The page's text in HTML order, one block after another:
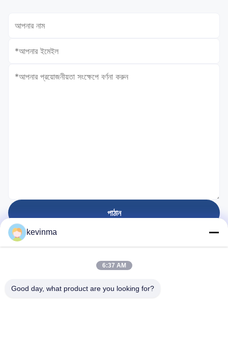
পাঠান
kevinma
6:37 AM
Good day, what product are you looking for?